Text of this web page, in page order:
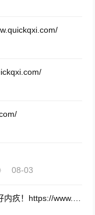
08-03
祖国尚未统一，我却天天灌水，好内疚！https://www.quickqxi.com/